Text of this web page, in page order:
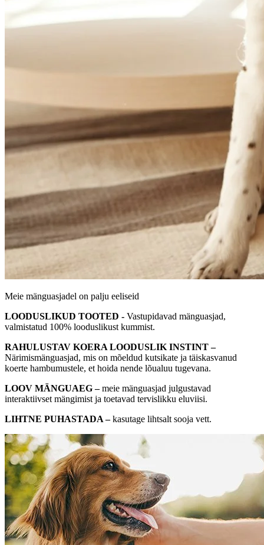
Meie mänguasjadel on palju eeliseid
LOODUSLIKUD TOOTED - Vastupidavad mänguasjad,
valmistatud 100% looduslikust kummist.
RAHULUSTAV KOERA LOODUSLIK INSTINT –
Närimismänguasjad, mis on mõeldud kutsikate ja täiskasvanud
koerte hambumustele, et hoida nende lõualuu tugevana.
LOOV MÄNGUAEG –meie mänguasjad julgustavad
interaktiivset mängimist ja toetavad tervislikku eluviisi.
LIHTNE PUHASTADA –kasutage lihtsalt sooja vett.